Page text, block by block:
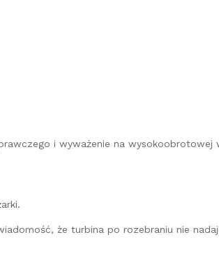
i wyważenie na wysokoobrotowej
że turbina po rozebraniu nie